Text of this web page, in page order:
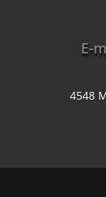
E-
4548